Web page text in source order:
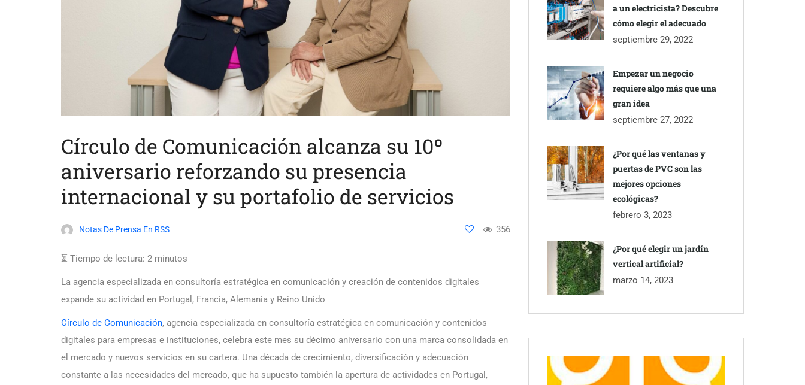
Círculo de Comunicación alcanza su 10º
aniversario reforzando su presencia
internacional y su portafolio de servicios
Notas De Prensa En RSS 356
⏳ Tiempo de lectura: 2 minutos
La agencia especializada en consultoría estratégica en comunicación y creación de contenidos digitales
expande su actividad en Portugal, Francia, Alemania y Reino Unido
Círculo de Comunicación, agencia especializada en consultoría estratégica en comunicación y contenidos
digitales para empresas e instituciones, celebra este mes su décimo aniversario con una marca consolidada en
el mercado y nuevos servicios en su cartera. Una década de crecimiento, diversificación y adecuación
constante a las necesidades del mercado, que ha supuesto también la apertura de actividades en Portugal,
a un electricista? Descubre
cómo elegir el adecuado
septiembre 29, 2022
Empezar un negocio
requiere algo más que una
gran idea
septiembre 27, 2022
¿Por qué las ventanas y
puertas de PVC son las
mejores opciones
ecológicas?
febrero 3, 2023
¿Por qué elegir un jardín
vertical artificial?
marzo 14, 2023